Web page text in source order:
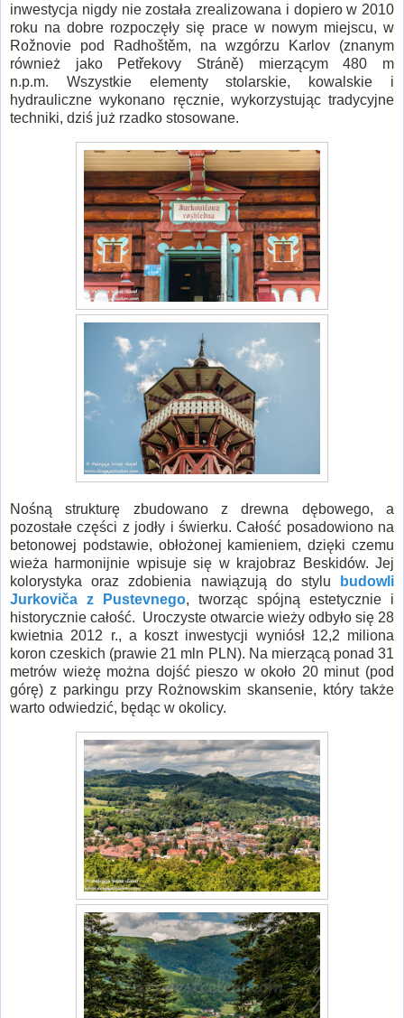
inwestycja nigdy nie została zrealizowana i dopiero w 2010
roku na dobre rozpoczęły się prace w nowym miejscu, w
Rožnovie pod Radhoštěm, na wzgórzu Karlov (znanym
również jako Petřekovy Stráně) mierzącym 480 m
n.p.m. Wszystkie elementy stolarskie, kowalskie i
hydrauliczne wykonano ręcznie, wykorzystując tradycyjne
techniki, dziś już rzadko stosowane.
Nośną strukturę zbudowano z drewna dębowego, a
pozostałe części z jodły i świerku. Całość posadowiono na
betonowej podstawie, obłożonej kamieniem, dzięki czemu
wieża harmonijnie wpisuje się w krajobraz Beskidów. Jej
kolorystyka oraz zdobienia nawiązują do stylu
budowli
Jurkoviča z Pustevnego, tworząc spójną estetycznie i
historycznie całość. Uroczyste otwarcie wieży odbyło się 28
kwietnia 2012 r., a koszt inwestycji wyniósł 12,2 miliona
koron czeskich (prawie 21 mln PLN). Na mierzącą ponad 31
metrów wieżę można dojść pieszo w około 20 minut (pod
górę) z parkingu przy Rożnowskim skansenie, który także
warto odwiedzić, będąc w okolicy.